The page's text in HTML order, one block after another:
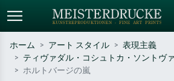
標準検索
ホーム アート スタイル
表現主義
ティヴァダル・コシュトカ・ソントヴ
ホルトバージの嵐